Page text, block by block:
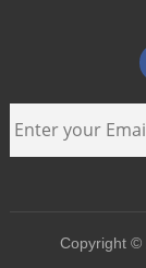
Copyright ©